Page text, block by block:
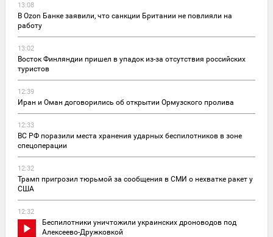
13:08
В Ozon Банке заявили, что санкции Британии не повлияли на
работу
13:02
Восток Финляндии пришел в упадок из-за отсутствия российских
туристов
12:39
Иран и Оман договорились об открытии Ормузского пролива
12:33
ВС РФ поразили места хранения ударных беспилотников в зоне
спецоперации
12:32
Трамп пригрозил тюрьмой за сообщения в СМИ о нехватке ракет у
США
12:32
Беспилотники уничтожили украинских дроноводов под
Алексеево-Дружковкой